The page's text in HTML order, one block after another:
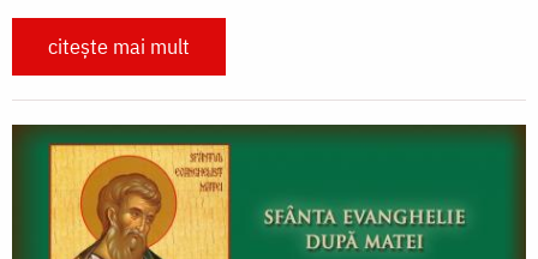
citește mai mult